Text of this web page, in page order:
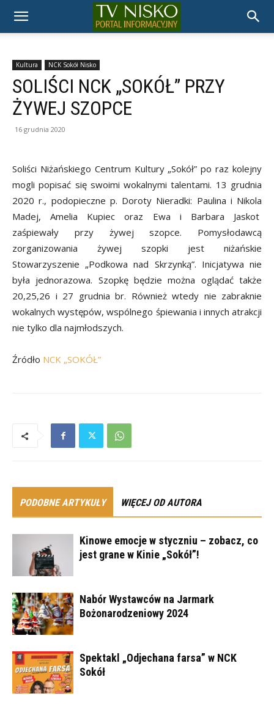
TELEWIZJA
NISKO
Kultura NCK Sokół Nisko
SOLIŚCI NCK „SOKÓŁ” PRZY
ŻYWEJ SZOPCE
16 grudnia 2020
Soliści Niżańskiego Centrum Kultury „Sokół” po raz kolejny
mogli popisać się swoimi wokalnymi talentami. 13 grudnia
2020 r., podopieczne p. Doroty Nieradki: Paulina i Nikola
Madej, Amelia Kupiec oraz Ewa i Barbara Jaskot
zaśpiewały przy żywej szopce. Pomysłodawcą
zorganizowania żywej szopki jest niżańskie
Stowarzyszenie „Podkowa nad Skrzynką”. Inicjatywa nie
była jednorazowa. Szopkę będzie można oglądać także
20,25,26 i 27 grudnia br. Również wtedy nie zabraknie
wokalnych występów, wspólnego śpiewania i innych atrakcji
nie tylko dla najmłodszych.
Źródło NCK „SOKÓŁ”
PODOBNE ARTYKUŁY WIĘCEJ OD AUTORA
Kinowe emocje w styczniu – zobacz, co
jest grane w Kinie „Sokół”!
Nabór Wystawców na Jarmark
Bożonarodzeniowy 2024
Spektakl „Odjechana farsa” w NCK
Sokół